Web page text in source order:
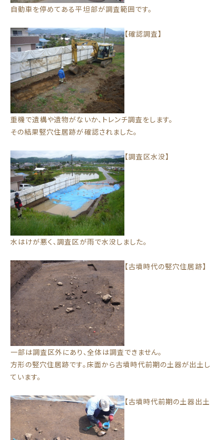
自動車を停めてある平坦部が調査範囲です。
【確認調査】
重機で遺構や遺物がないか、トレンチ調査をします。
その結果竪穴住居跡が確認されました。
【調査区水没】
水はけが悪く、調査区が雨で水没しました。
【古墳時代の竪穴住居跡】
一部は調査区外にあり、全体は調査できません。
方形の竪穴住居跡です。床面から古墳時代前期の土器が出土し
ています。
【古墳時代前期の土器出土